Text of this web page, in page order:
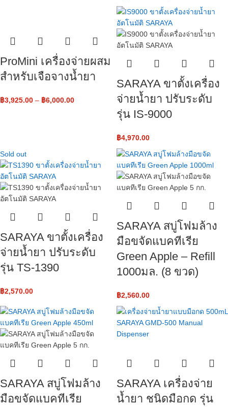
ProMini เครื่องจ่ายผสม
สำหรับเจือจางน้ำยา
฿3,925.00 – ฿6,000.00
SARAYA ขาตั้งเครื่อง
จ่ายน้ำยา ปรับระดับ
รุ่น IS-9000
฿4,970.00
Sold out
SARAYA ขาตั้งเครื่อง
จ่ายน้ำยา ปรับระดับ
รุ่น TS-1390
฿2,570.00
SARAYA สบู่โฟมล้าง
มือขจัดแบคทีเรีย
Green Apple – Refill
1000มล. (8 ขวด)
฿2,560.00
SARAYA สบู่โฟมล้าง
มือขจัดแบคทีเรีย
SARAYA เครื่องจ่าย
น้ำยา ชนิดมือกด รุ่น